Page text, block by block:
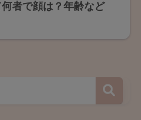
者で顔は？年齢など